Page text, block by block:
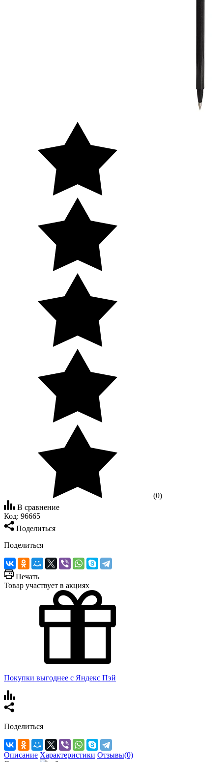
(0)
В сравнение
Код: 96665
Поделиться
Поделиться
Печать
Товар участвует в акциях
Покупки выгоднее с Яндекс Пэй
Поделиться
Описание Характеристики Отзывы(0)